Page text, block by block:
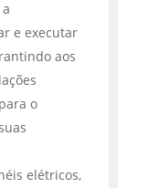
e executar
aos
o
elétricos,